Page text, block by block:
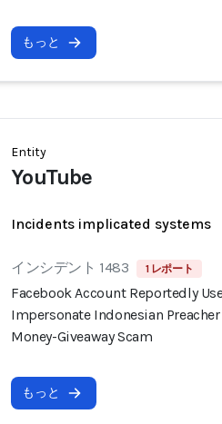
もっと
Entity
YouTube
Incidents implicated systems
インシデント 1483 1 レポート
Facebook Account Reportedly
Impersonate Indonesian
Money-Giveaway Scam
もっと